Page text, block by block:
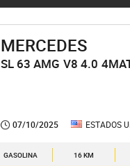
MERCEDES
SL 63 AMG V8 4.0
07/10/2025 ESTADOS
GASOLINA 16 KM